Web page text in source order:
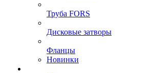
Труба FORS
Дисковые затворы
Фланцы
Новинки